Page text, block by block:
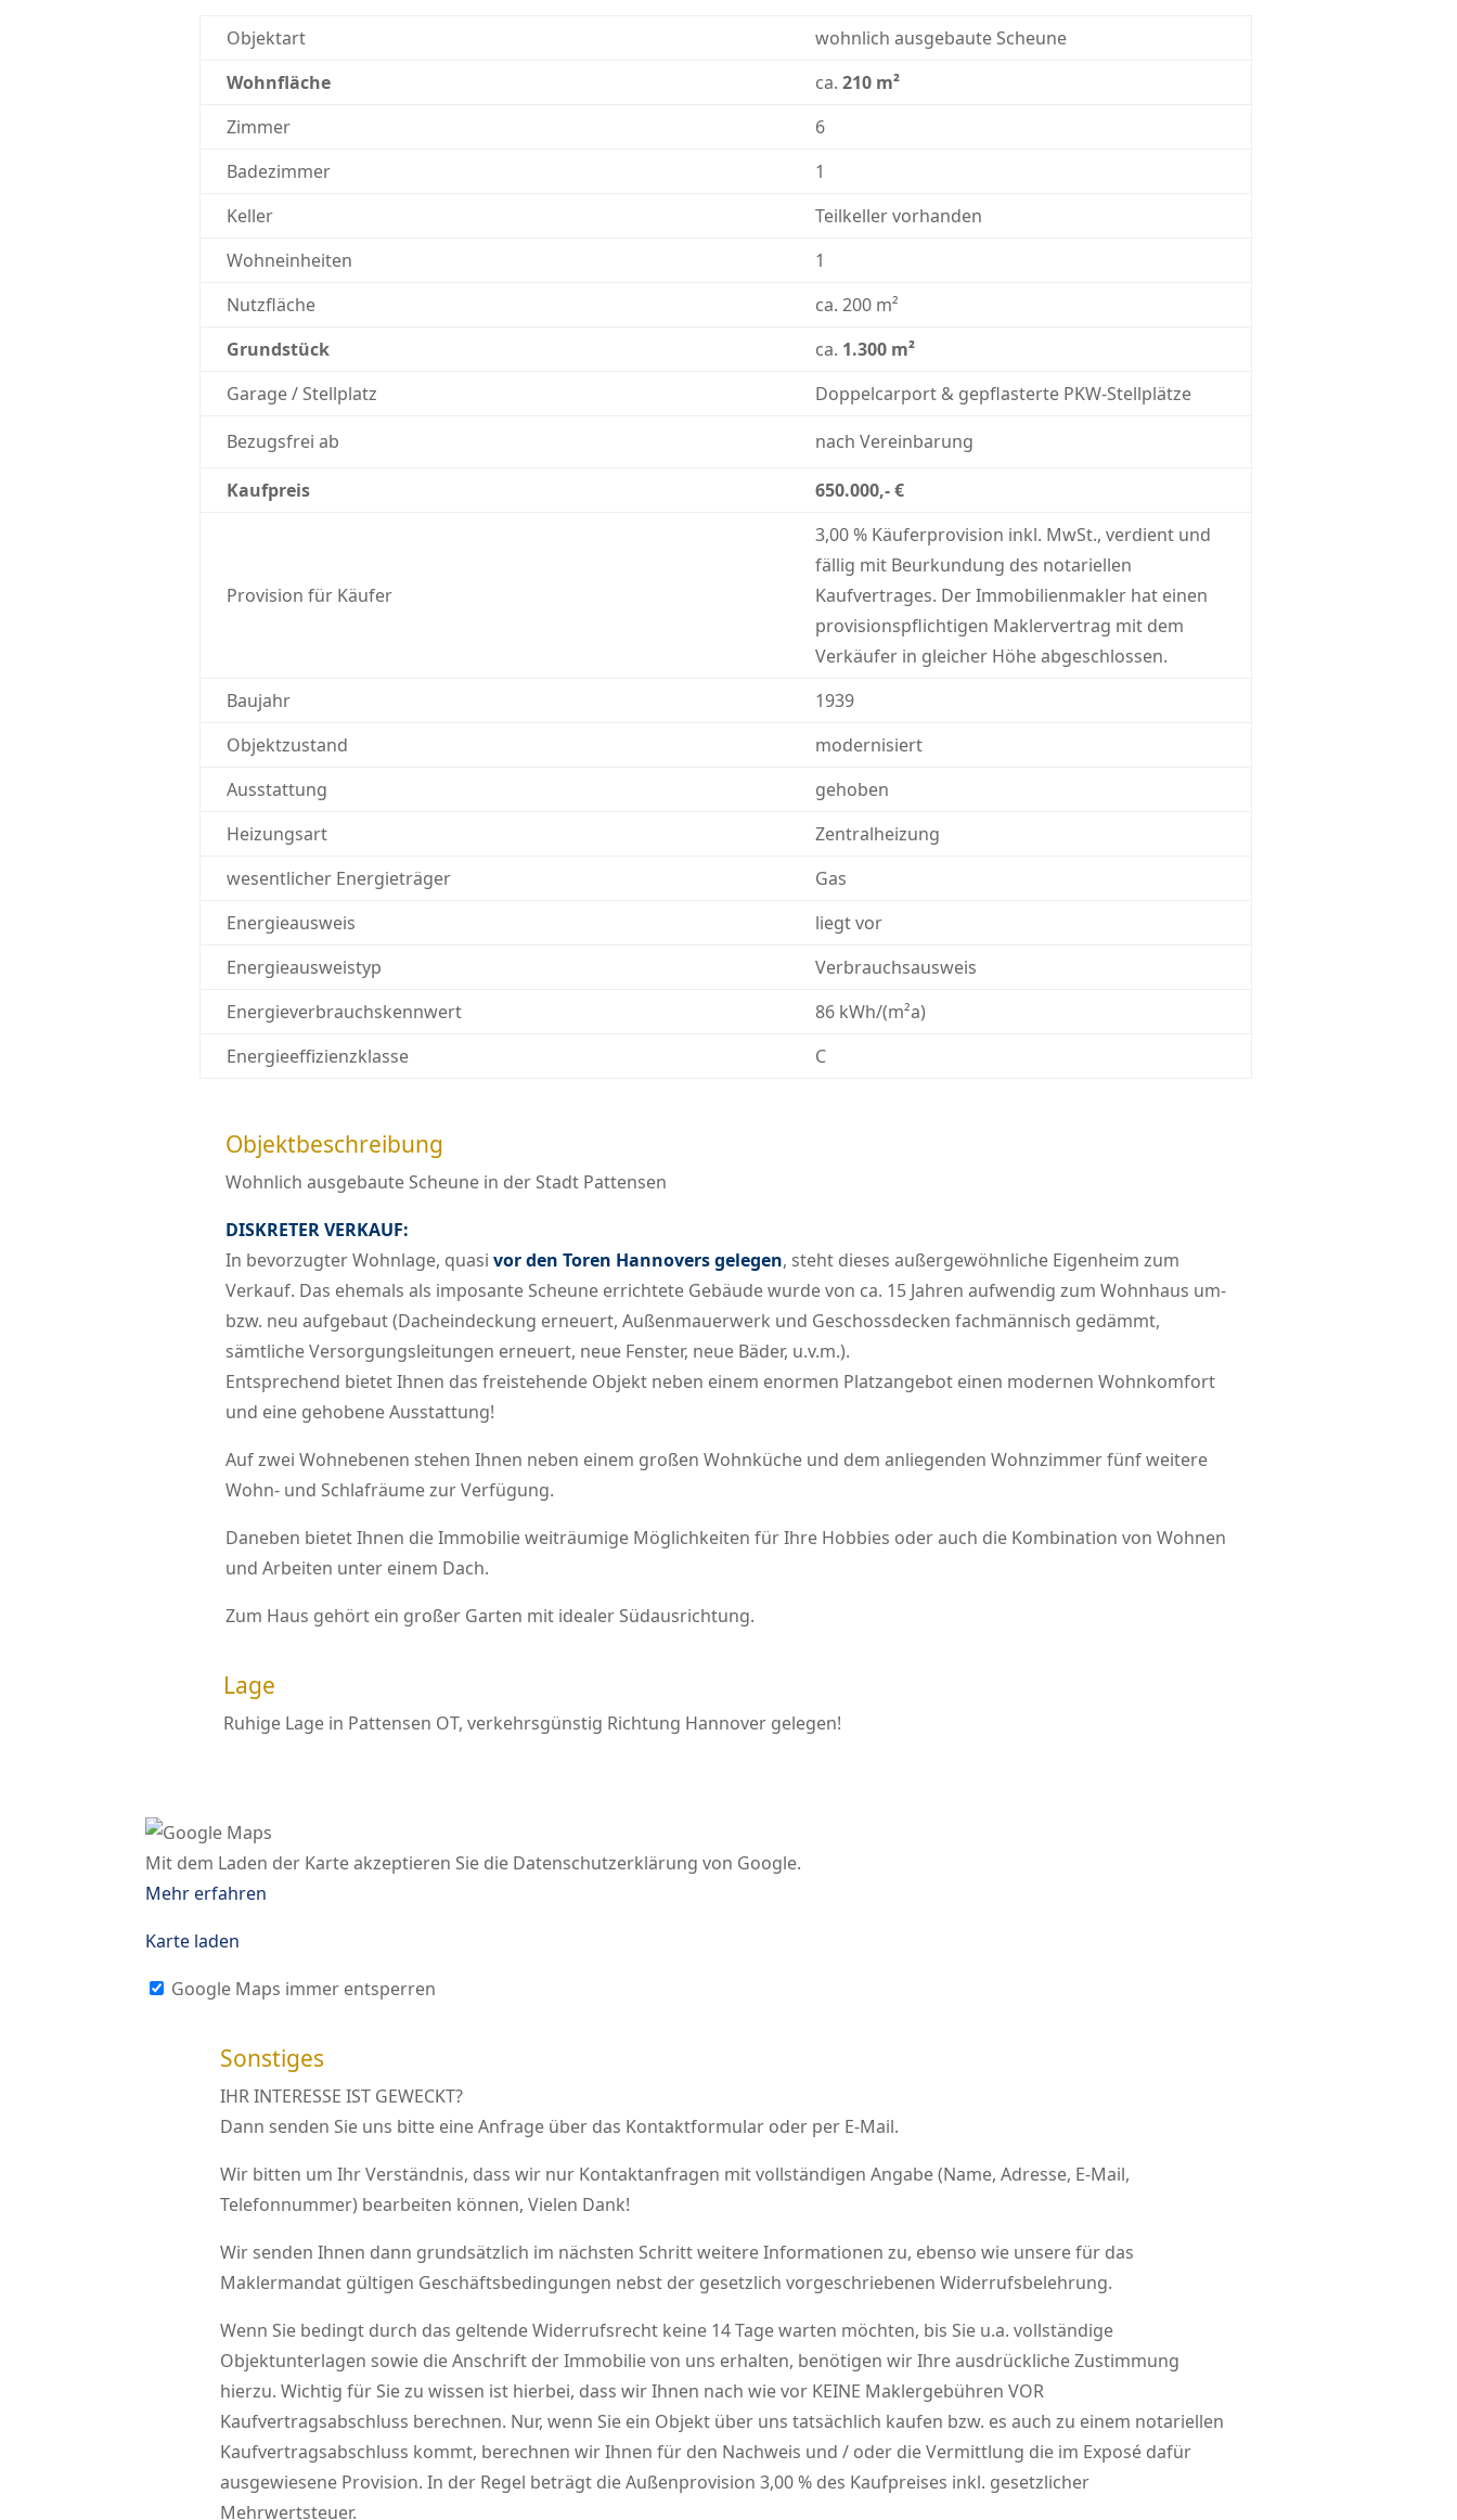
Objektart
wohnlich ausgebaute Scheune
Wohnfläche
ca.210 m²
Zimmer
6
Badezimmer
1
Keller
Teilkeller vorhanden
Wohneinheiten
1
Nutzfläche
ca. 200 m²
Grundstück
ca. 1.300 m²
Garage / Stellplatz
Doppelcarport & gepflasterte PKW-Stellplätze
Bezugsfrei ab
nach Vereinbarung
Kaufpreis 650.000,- €
Provision für Käufer
3,00 % Käuferprovision inkl. MwSt., verdient und
fällig mit Beurkundung des notariellen
Kaufvertrages. Der Immobilienmakler hat einen
provisionspflichtigen Maklervertrag mit dem
Verkäufer in gleicher Höhe abgeschlossen.
Baujahr
1939
Objektzustand
modernisiert
Ausstattung
gehoben
Heizungsart
Zentralheizung
wesentlicher Energieträger
Gas
Energieausweis
liegt vor
Energieausweistyp
Verbrauchsausweis
Energieverbrauchskennwert
86 kWh/(m²a)
Energieeffizienzklasse
C
Objektbeschreibung
Wohnlich ausgebaute Scheune in der Stadt Pattensen
DISKRETER VERKAUF:
In bevorzugter Wohnlage, quasivor den Toren Hannovers gelegen, steht dieses außergewöhnliche Eigenheim zum
Verkauf. Das ehemals als imposante Scheune errichtete Gebäude wurde von ca. 15 Jahren aufwendig zum Wohnhaus um-
bzw. neu aufgebaut (Dacheindeckung erneuert, Außenmauerwerk und Geschossdecken fachmännisch gedämmt,
sämtliche Versorgungsleitungen erneuert, neue Fenster, neue Bäder, u.v.m.).
Entsprechend bietet Ihnen das freistehende Objekt neben einem enormen Platzangebot einen modernen Wohnkomfort
und eine gehobene Ausstattung!
Auf zwei Wohnebenen stehen Ihnen neben einem großen Wohnküche und dem anliegenden Wohnzimmer fünf weitere
Wohn- und Schlafräume zur Verfügung.
Daneben bietet Ihnen die Immobilie weiträumige Möglichkeiten für Ihre Hobbies oder auch die Kombination von Wohnen
und Arbeiten unter einem Dach.
Zum Haus gehört ein großer Garten mit idealer Südausrichtung.
Lage
Ruhige Lage in Pattensen OT, verkehrsgünstig Richtung Hannover gelegen!
Mit dem Laden der Karte akzeptieren Sie die Datenschutzerklärung von Google.
Mehr erfahren
Karte laden
Google Maps immer entsperren
Sonstiges
IHR INTERESSE IST GEWECKT?
Dann senden Sie uns bitte eine Anfrage über das Kontaktformular oder per E-Mail.
Wir bitten um Ihr Verständnis, dass wir nur Kontaktanfragen mit vollständigen Angabe (Name, Adresse, E-Mail,
Telefonnummer) bearbeiten können, Vielen Dank!
Wir senden Ihnen dann grundsätzlich im nächsten Schritt weitere Informationen zu, ebenso wie unsere für das
Maklermandat gültigen Geschäftsbedingungen nebst der gesetzlich vorgeschriebenen Widerrufsbelehrung.
Wenn Sie bedingt durch das geltende Widerrufsrecht keine 14 Tage warten möchten, bis Sie u.a. vollständige
Objektunterlagen sowie die Anschrift der Immobilie von uns erhalten, benötigen wir Ihre ausdrückliche Zustimmung
hierzu. Wichtig für Sie zu wissen ist hierbei, dass wir Ihnen nach wie vor KEINE Maklergebühren VOR
Kaufvertragsabschluss berechnen. Nur, wenn Sie ein Objekt über uns tatsächlich kaufen bzw. es auch zu einem notariellen
Kaufvertragsabschluss kommt, berechnen wir Ihnen für den Nachweis und / oder die Vermittlung die im Exposé dafür
ausgewiesene Provision. In der Regel beträgt die Außenprovision 3,00 % des Kaufpreises inkl. gesetzlicher
Mehrwertsteuer.